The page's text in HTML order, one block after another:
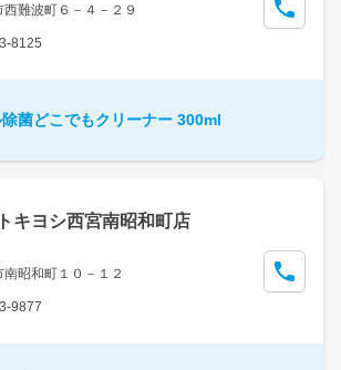
難波町６－４－２９
8125
菌どこでもクリーナー 300ml
キヨシ西宮南昭和町店
昭和町１０－１２
9877